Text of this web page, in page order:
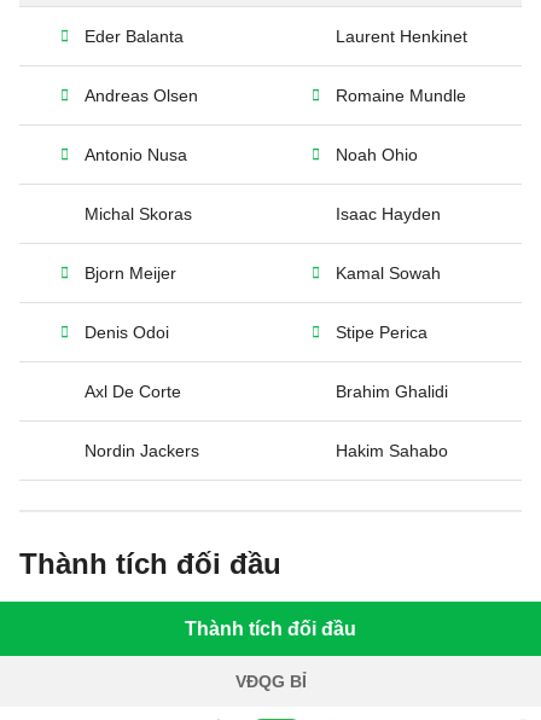
Eder Balanta Laurent Henkinet
Andreas Olsen Romaine Mundle
Antonio Nusa Noah Ohio
Michal Skoras Isaac Hayden
Bjorn Meijer Kamal Sowah
Denis Odoi Stipe Perica
Axl De Corte Brahim Ghalidi
Nordin Jackers Hakim Sahabo
Thành tích đối đầu
Thành tích đối đầu
VĐQG BỈ